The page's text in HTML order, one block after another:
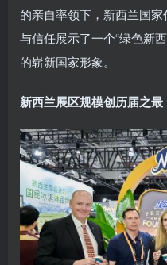
的亲自率领下，新西兰国
与信任展示了一个“绿色新
的崭新国家形象。
新西兰展区规模创历届之最